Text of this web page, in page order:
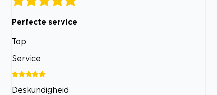
Perfecte service
Top
Service
Deskundigheid